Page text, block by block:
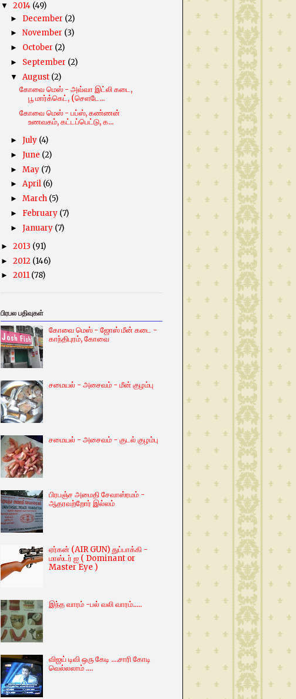
▼ 2014 (49)
► December (2)
► November (3)
► October (2)
► September (2)
▼ August (2)
கோவை மெஸ் - அவ்வா இட்லி கடை,
பூ மார்க்கெட், (செளடே...
கோவை மெஸ் - பப்ஸ், கண்ணன்
உணவகம், கட்டப்பெட்டு, க...
► July (4)
► June (2)
► May (7)
► April (6)
► March (5)
► February (7)
► January (7)
► 2013 (91)
► 2012 (146)
► 2011 (78)
பிரபல பதிவுகள்
கோவை மெஸ் - ஜோஸ் மீன் கடை -
காந்திபுரம், கோவை
சமையல் - அசைவம் - மீன் குழம்பு
சமையல் - அசைவம் - குடல் குழம்பு
பிரபஞ்ச அமைதி சேவாஸ்ரமம் -
ஆதரவற்றோர் இல்லம்
ஏர்கன் (AIR GUN) துப்பாக்கி -
மாஸ்டர் ஐ ( Dominant or
Master Eye )
இந்த வாரம் -பல் வலி வாரம்.....
விஜய் டிவி ஒரு கேடி ....சாரி கோடி
வெல்லலாம் ....